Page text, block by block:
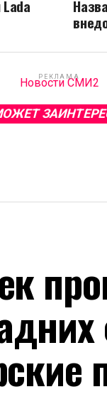
РЕКЛАМА
Новости СМИ2